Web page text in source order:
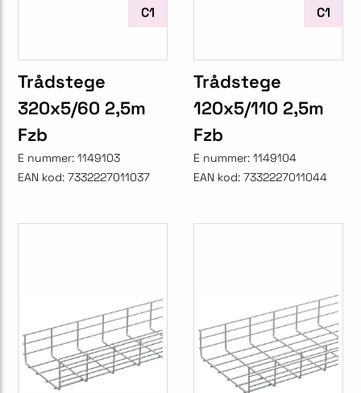
C1
Trådstege
320x5/60 2,5m
Fzb
E nummer: 1149103
EAN kod: 7332227011037
C1
Trådstege
120x5/110 2,5m
Fzb
E nummer: 1149104
EAN kod: 7332227011044